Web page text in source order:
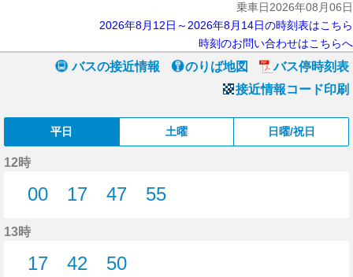
乗車日2026年08月06日
2026年8月12日～2026年8月14日の時刻表はこちら
時刻のお問い合わせはこちらへ
バスの接近情報 のりば地図
バス停時刻表
接近情報コード印刷
平日 土曜 日曜/祝日
12時
00
17
47
55
13時
17
42
50